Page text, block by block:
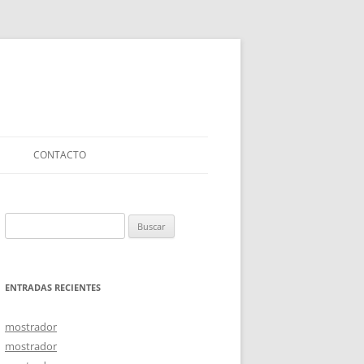
CONTACTO
ENTRADAS RECIENTES
mostrador
mostrador